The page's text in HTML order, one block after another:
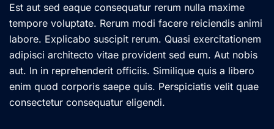
Est aut sed eaque consequatur rerum nulla maxime
tempore voluptate. Rerum modi facere reiciendis animi
labore. Explicabo suscipit rerum. Quasi exercitationem
adipisci architecto vitae provident sed eum. Aut nobis
aut. In in reprehenderit officiis. Similique quis a libero
enim quod corporis saepe quis. Perspiciatis velit quae
consectetur consequatur eligendi.